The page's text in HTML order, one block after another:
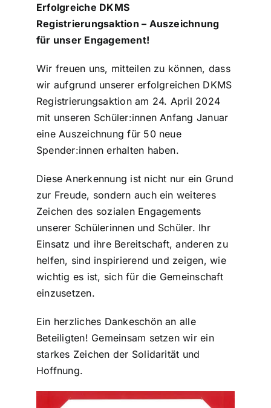
ZDS Akademie
ZDS Netzwerk
ZDS Schule
Downloads
Kontakt
Erfolgreiche DKMS
Registrierungsaktion – Auszeichnung
für unser Engagement!
Wir freuen uns, mitteilen zu können, dass
wir aufgrund unserer erfolgreichen DKMS
Registrierungsaktion am 24. April 2024
mit unseren Schüler:innen Anfang Januar
eine Auszeichnung für 50 neue
Spender:innen erhalten haben.
Diese Anerkennung ist nicht nur ein Grund
zur Freude, sondern auch ein weiteres
Zeichen des sozialen Engagements
unserer Schülerinnen und Schüler. Ihr
Einsatz und ihre Bereitschaft, anderen zu
helfen, sind inspirierend und zeigen, wie
wichtig es ist, sich für die Gemeinschaft
einzusetzen.
Ein herzliches Dankeschön an alle
Beteiligten! Gemeinsam setzen wir ein
starkes Zeichen der Solidarität und
Hoffnung.